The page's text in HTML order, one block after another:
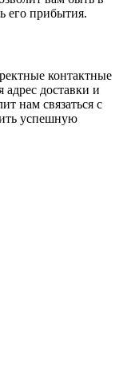
его прибытия.
контактные
доставки и
нам связаться с
успешную